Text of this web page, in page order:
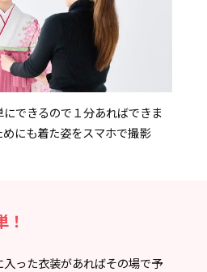
できるので１分あればできま
にも着た姿をスマホで撮影
！
った衣装があればその場で予